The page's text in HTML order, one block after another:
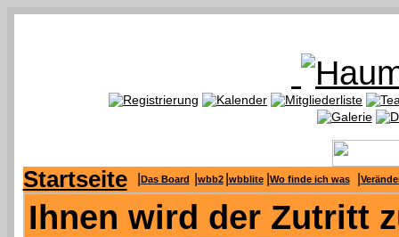
Startseite Das Board wbb2 wbblite Wo finde ich was
Ihnen wird der Zutritt